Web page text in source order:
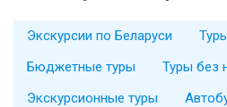
Экскурсии по Беларуси
Бюджетные туры
Туры без
Экскурсионные туры